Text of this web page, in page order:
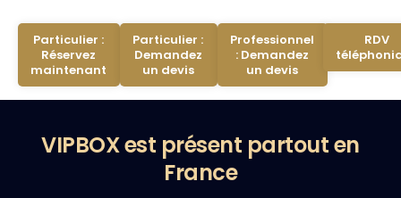
Particulier :
Réservez
maintenant
Particulier :
Demandez
un devis
Professionnel
: Demandez
un devis
RDV
VIPBOX est présent partout en
France